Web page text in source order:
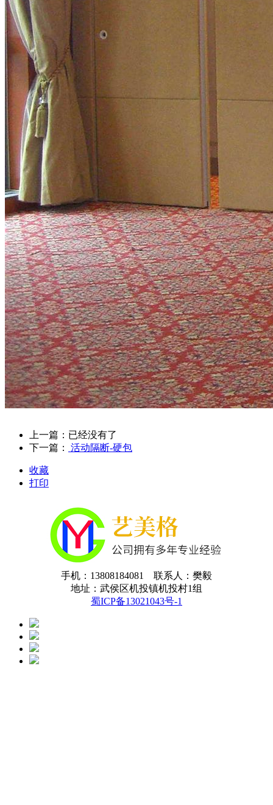
上一篇：已经没有了
下一篇：
活动隔断-硬包
收藏
打印
手机：13808184081 联系人：樊毅
地址：武侯区机投镇机投村1组
蜀ICP备13021043号-1